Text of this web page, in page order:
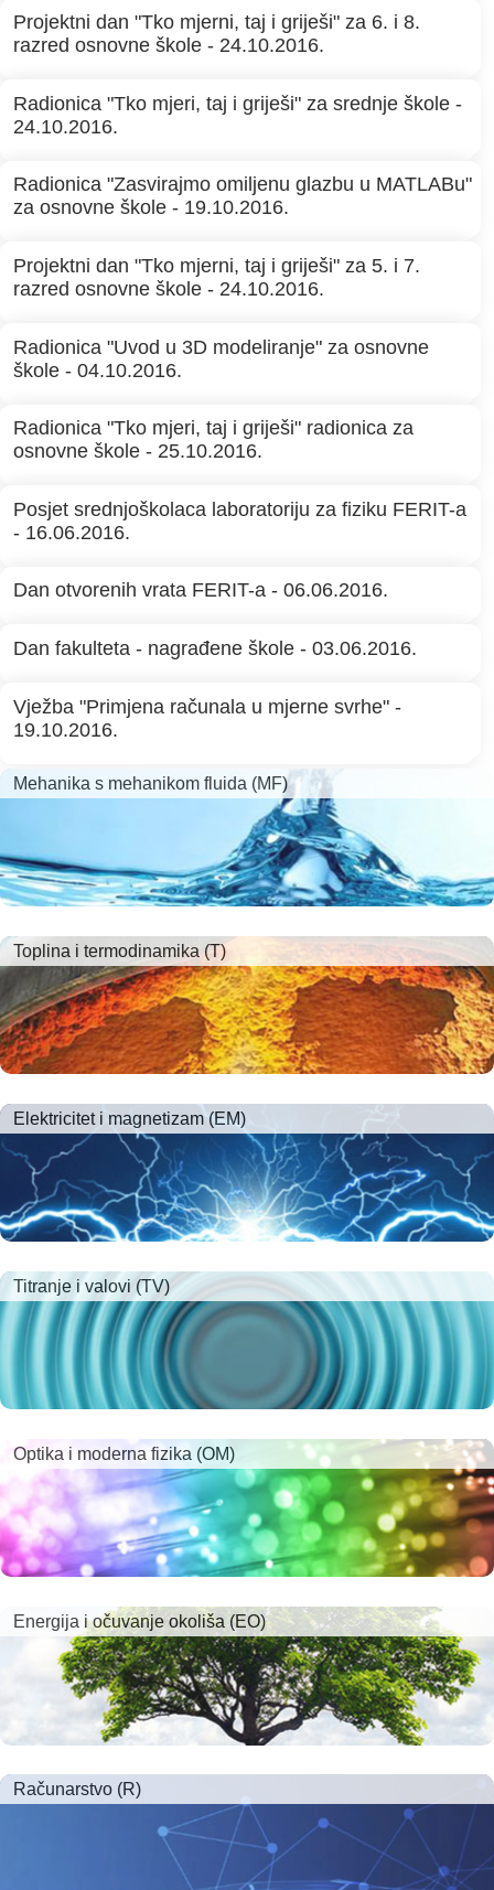
Projektni dan "Tko mjerni, taj i griješi" za 6. i 8.
razred osnovne škole - 24.10.2016.
Radionica "Tko mjeri, taj i griješi" za srednje škole -
24.10.2016.
Radionica "Zasvirajmo omiljenu glazbu u MATLABu"
za osnovne škole - 19.10.2016.
Projektni dan "Tko mjerni, taj i griješi" za 5. i 7.
razred osnovne škole - 24.10.2016.
Radionica "Uvod u 3D modeliranje" za osnovne
škole - 04.10.2016.
Radionica "Tko mjeri, taj i griješi" radionica za
osnovne škole - 25.10.2016.
Posjet srednjoškolaca laboratoriju za fiziku FERIT-a
- 16.06.2016.
Dan otvorenih vrata FERIT-a - 06.06.2016.
Dan fakulteta - nagrađene škole - 03.06.2016.
Vježba "Primjena računala u mjerne svrhe" -
19.10.2016.
Mehanika s mehanikom fluida (MF)
Toplina i termodinamika (T)
Elektricitet i magnetizam (EM)
Titranje i valovi (TV)
Optika i moderna fizika (OM)
Energija i očuvanje okoliša (EO)
Računarstvo (R)